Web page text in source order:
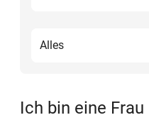
Alles
Ich bin eine